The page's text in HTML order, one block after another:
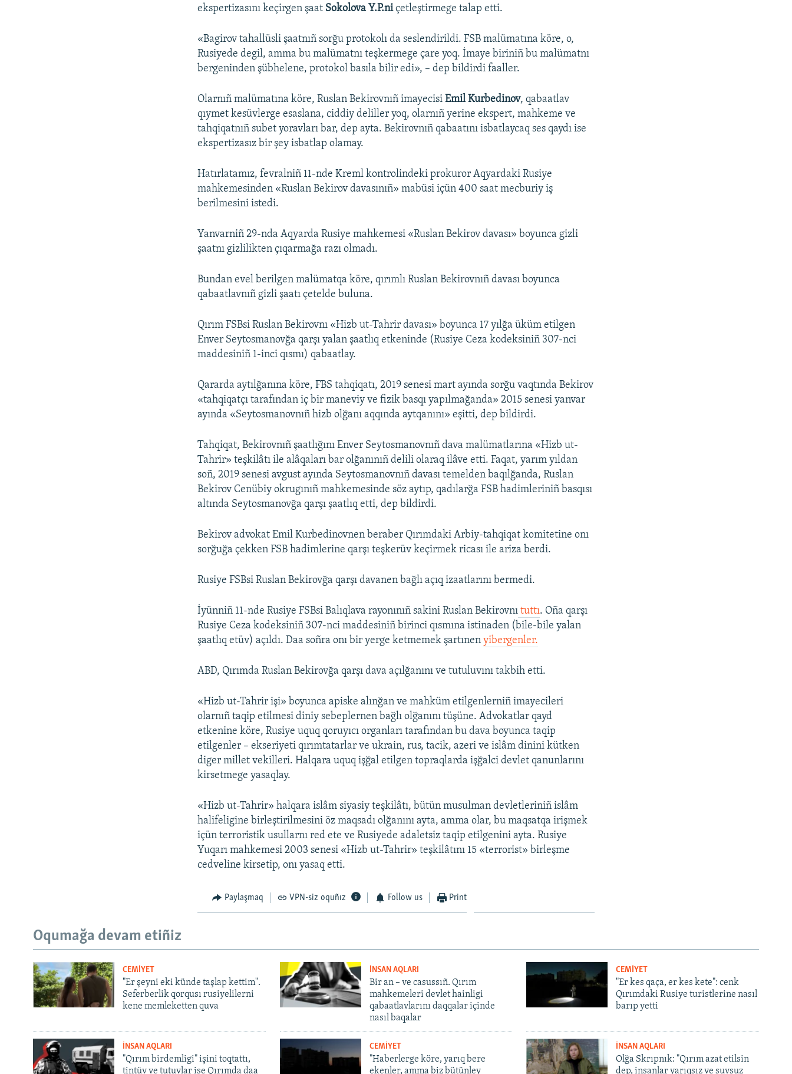
ekspertizasını keçirgen şaat Sokolova Y.P.niçetleştirmege talap etti.
«Bagirov tahallüsli şaatnıñ sorğu protokolı da seslendirildi. FSB malümatına köre, o,
Rusiyede degil, amma bu malümatnı teşkermege çare yoq. İmaye biriniñ bu malümatnı
bergeninden şübhelene, protokol basıla bilir edi», – dep bildirdi faaller.
Olarnıñ malümatına köre, Ruslan Bekirovnıñ imayecisiEmil Kurbedinov, qabaatlav
qıymet kesüvlerge esaslana, ciddiy deliller yoq, olarnıñ yerine ekspert, mahkeme ve
tahqiqatnıñ subet yoravları bar, dep ayta. Bekirovnıñ qabaatını isbatlaycaq ses qaydı ise
ekspertizasız bir şey isbatlap olamay.
Hatırlatamız, fevralniñ 11-nde Kreml kontrolindeki prokuror Aqyardaki Rusiye
mahkemesinden «Ruslan Bekirov davasınıñ» mabüsi içün 400 saat mecburiy iş
berilmesini istedi.
Yanvarniñ 29-nda Aqyarda Rusiye mahkemesi «Ruslan Bekirov davası» boyunca gizli
şaatnı gizlilikten çıqarmağa razı olmadı.
Bundan evel berilgen malümatqa köre, qırımlı Ruslan Bekirovnıñ davası boyunca
qabaatlavnıñ gizli şaatı çetelde buluna.
Qırım FSBsi Ruslan Bekirovnı «Hizb ut-Tahrir davası» boyunca 17 yılğa üküm etilgen
Enver Seytosmanovğa qarşı yalan şaatlıq etkeninde (Rusiye Ceza kodeksiniñ 307-nci
maddesiniñ 1-inci qısmı) qabaatlay.
Qararda aytılğanına köre, FBS tahqiqatı, 2019 senesi mart ayında sorğu vaqtında Bekirov
«tahqiqatçı tarafından iç bir maneviy ve fizik basqı yapılmağanda» 2015 senesi yanvar
ayında «Seytosmanovnıñ hizb olğanı aqqında aytqanını» eşitti, dep bildirdi.
Tahqiqat, Bekirovnıñ şaatlığını Enver Seytosmanovnıñ dava malümatlarına «Hizb ut-
Tahrir» teşkilâtı ile alâqaları bar olğanınıñ delili olaraq ilâve etti. Faqat, yarım yıldan
soñ, 2019 senesi avgust ayında Seytosmanovnıñ davası temelden baqılğanda, Ruslan
Bekirov Cenübiy okrugınıñ mahkemesinde söz aytıp, qadılarğa FSB hadimleriniñ basqısı
altında Seytosmanovğa qarşı şaatlıq etti, dep bildirdi.
Bekirov advokat Emil Kurbedinovnen beraber Qırımdaki Arbiy-tahqiqat komitetine onı
sorğuğa çekken FSB hadimlerine qarşı teşkerüv keçirmek ricası ile ariza berdi.
Rusiye FSBsi Ruslan Bekirovğa qarşı davanen bağlı açıq izaatlarını bermedi.
İyünniñ 11-nde Rusiye FSBsi Balıqlava rayonınıñ sakini Ruslan Bekirovnı tuttı. Oña qarşı
Rusiye Ceza kodeksiniñ 307-nci maddesiniñ birinci qısmına istinaden (bile-bile yalan
şaatlıq etüv) açıldı. Daa soñra onı bir yerge ketmemek şartınenyibergenler.
ABD, Qırımda Ruslan Bekirovğa qarşı dava açılğanını ve tutuluvını takbih etti.
«Hizb ut-Tahrir işi» boyunca apiske alınğan ve mahküm etilgenlerniñ imayecileri
olarnıñ taqip etilmesi diniy sebeplernen bağlı olğanını tüşüne. Advokatlar qayd
etkenine köre, Rusiye uquq qoruyıcı organları tarafından bu dava boyunca taqip
etilgenler – ekseriyeti qırımtatarlar ve ukrain, rus, tacik, azeri ve islâm dinini kütken
diger millet vekilleri. Halqara uquq işğal etilgen topraqlarda işğalci devlet qanunlarını
kirsetmege yasaqlay.
«Hizb ut-Tahrir» halqara islâm siyasiy teşkilâtı, bütün musulman devletleriniñ islâm
halifeligine birleştirilmesini öz maqsadı olğanını ayta, amma olar, bu maqsatqa irişmek
içün terroristik usullarnı red ete ve Rusiyede adaletsiz taqip etilgenini ayta. Rusiye
Yuqarı mahkemesi 2003 senesi «Hizb ut-Tahrir» teşkilâtını 15 «terrorist» birleşme
cedveline kirsetip, onı yasaq etti.
Paylaşmaq VPN-siz oquñız Follow us Print
Oqumağa devam etiñiz
CEMİYET
"Er şeyni eki künde taşlap kettim".
Seferberlik qorqusı rusiyelilerni
kene memleketten quva
İNSAN AQLARI
Bir an – ve casussıñ. Qırım
mahkemeleri devlet hainligi
qabaatlavlarını daqqalar içinde
nasıl baqalar
CEMİYET
"Er kes qaça, er kes kete": cenk
Qırımdaki Rusiye turistlerine nasıl
barıp yetti
İNSAN AQLARI
"Qırım birdemligi" işini toqtattı,
tintüv ve tutuvlar ise Qırımda daa
CEMİYET
"Haberlerge köre, yarıq bere
ekenler, amma biz bütünley
İNSAN AQLARI
Olğa Skrıpnık: "Qırım azat etilsin
dep, insanlar yarıqsız ve suvsuz